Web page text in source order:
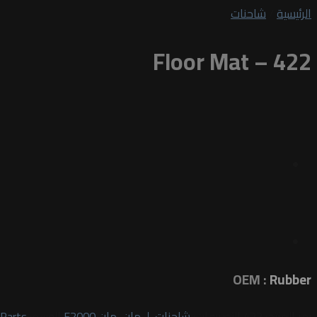
الرئيسية شاحنات
Floor Mat – 422
OEM :Rubber